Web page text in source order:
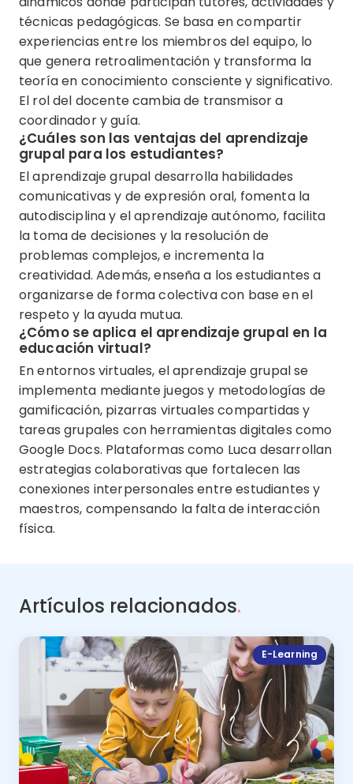
técnicas pedagógicas. Se basa en compartir
experiencias entre los miembros del equipo, lo
que genera retroalimentación y transforma la
teoría en conocimiento consciente y significativo.
El rol del docente cambia de transmisor a
coordinador y guía.
¿Cuáles son las ventajas del aprendizaje
grupal para los estudiantes?
El aprendizaje grupal desarrolla habilidades
comunicativas y de expresión oral, fomenta la
autodisciplina y el aprendizaje autónomo, facilita
la toma de decisiones y la resolución de
problemas complejos, e incrementa la
creatividad. Además, enseña a los estudiantes a
organizarse de forma colectiva con base en el
respeto y la ayuda mutua.
¿Cómo se aplica el aprendizaje grupal en la
educación virtual?
En entornos virtuales, el aprendizaje grupal se
implementa mediante juegos y metodologías de
gamificación, pizarras virtuales compartidas y
tareas grupales con herramientas digitales como
Google Docs. Plataformas como Luca desarrollan
estrategias colaborativas que fortalecen las
conexiones interpersonales entre estudiantes y
maestros, compensando la falta de interacción
física.
Artículos relacionados.
E-Learning